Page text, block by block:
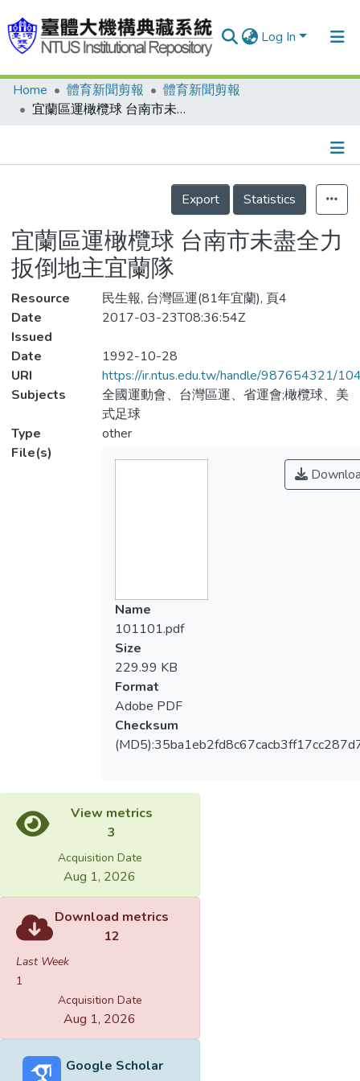
Log In
Communities & Collections
Statistics
Home 體育新聞剪報
體育新聞剪報
宜蘭區運橄欖球 台南市未盡全力 扳倒地主宜蘭隊
Details
Export
Statistics
宜蘭區運橄欖球 台南市未盡全力
扳倒地主宜蘭隊
Resource
民生報, 台灣區運(81年宜蘭), 頁4
Date
Issued
2017-03-23T08:36:54Z
Date
1992-10-28
URI
https://ir.ntus.edu.tw/handle/987654321/
Subjects
全國運動會、台灣區運、省運會;橄欖球、美
式足球
Type
other
File(s)
Name
101101.pdf
Size
229.99 KB
Format
Adobe PDF
Checksum
View metrics
3
Acquisition Date
Aug 1, 2026
Download metrics
12
Last Week
1
Acquisition Date
Aug 1, 2026
Google Scholar